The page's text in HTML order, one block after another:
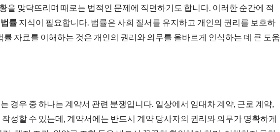
을 맞닥뜨리며 때로는 법적인 문제에 직면하기도 합니다. 이러한 순간에 적
법률지식이 필요합니다. 법률은 사회 질서를 유지하고 개인의 권리를 보호하
률 자료를 이해하는 것은 개인의 권리와 의무를 올바르게 인식하는 데 큰 도움
경우 중 하나는 계약서 관련 분쟁입니다. 일상에서 임대차 계약, 근로 계약,
성할 수 있는데, 계약서에는 반드시 계약 당사자의 권리와 의무가 명확하게